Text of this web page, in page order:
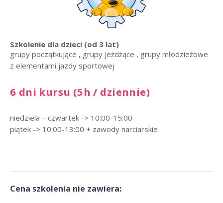
Szkolenie dla dzieci (od 3 lat)
grupy początkujące , grupy jeżdżące , grupy młodzieżowe
z elementami jazdy sportowej
6 dni kursu (5h / dziennie)
niedziela – czwartek -> 10:00-15:00
piątek -> 10:00-13:00 + zawody narciarskie
Cena szkolenia nie zawiera: